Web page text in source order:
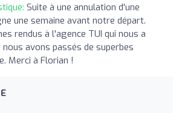
Suite à une annulation d'une
une semaine avant notre départ.
rendus à l'agence TUI qui nous a
avons passés de superbes
Merci à Florian !